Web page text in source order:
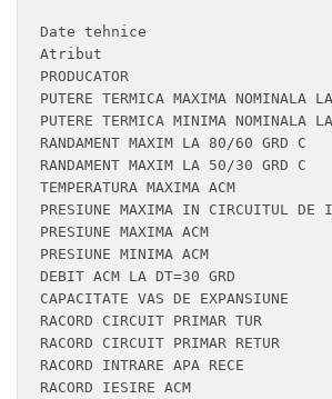
Date tehnice
Atribut	                                        Valoare	UM
PRODUCATOR	                                ROBERT BOSCH SRL	-
PUTERE TERMICA MAXIMA NOMINALA LA
PUTERE TERMICA MINIMA NOMINALA LA
RANDAMENT MAXIM LA 80/60 GRD C	                87,8	%
RANDAMENT MAXIM LA 50/30 GRD C	                92,7	%
TEMPERATURA MAXIMA ACM	                        60	°C
PRESIUNE MAXIMA IN CIRCUITUL DE
PRESIUNE MAXIMA ACM	                        10	BAR
PRESIUNE MINIMA ACM	                        0,3	BAR
DEBIT ACM LA DT=30 GRD	                        10,5	L/MIN
CAPACITATE VAS DE EXPANSIUNE	                8	L
RACORD CIRCUIT PRIMAR TUR	                3/4	TOLI
RACORD CIRCUIT PRIMAR RETUR	                3/4	TOLI
RACORD INTRARE APA RECE
RACORD IESIRE ACM